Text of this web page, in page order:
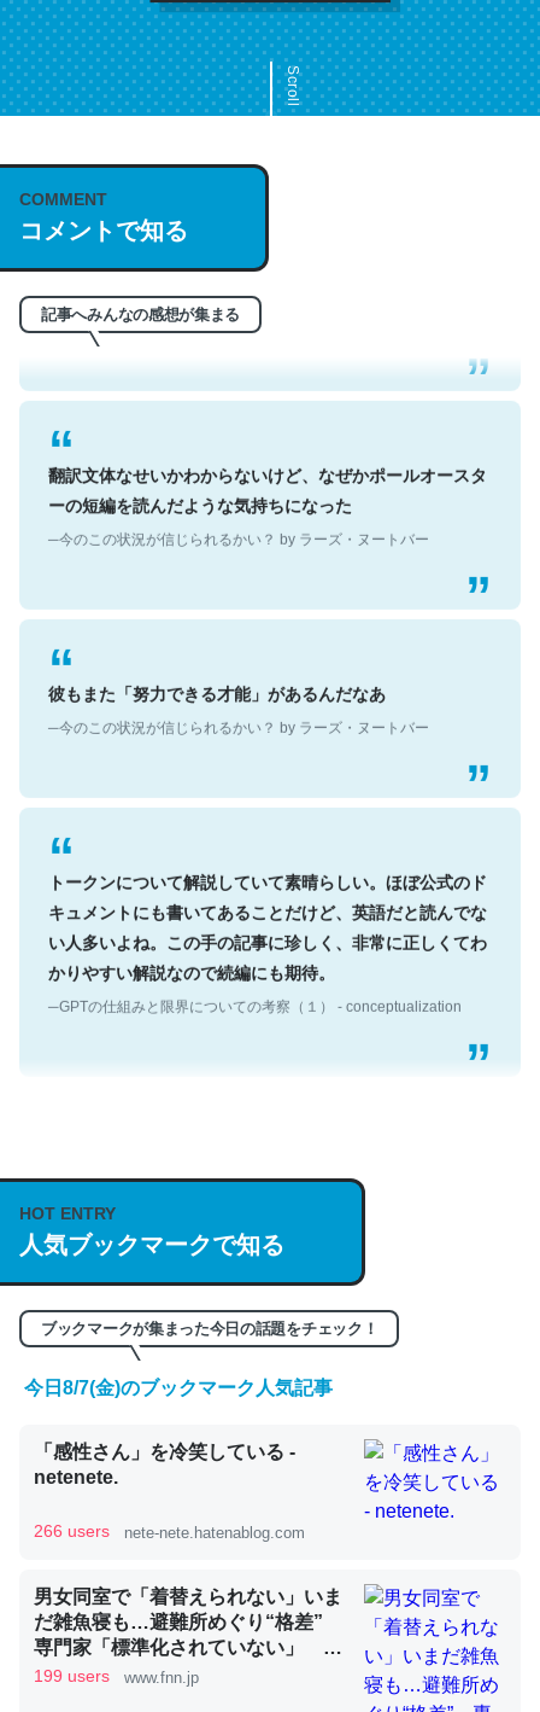
Scroll
COMMENT
コメントで知る
記事へみんなの感想が集まる
これは名文。彼はとてもクレバーなんだろうなと凄く思
う。英語少しでも読める人は原文もお勧め。自分はこの流
れ好き。Let’s Fucking Go. Then Covid hit. Shit.
─今のこの状況が信じられるかい？ by ラーズ・ヌートバー
翻訳文体なせいかわからないけど、なぜかポールオースタ
ーの短編を読んだような気持ちになった
彼もまた「努力できる才能」があるんだなあ
トークンについて解説していて素晴らしい。ほぼ公式のド
キュメントにも書いてあることだけど、英語だと読んでな
い人多いよね。この手の記事に珍しく、非常に正しくてわ
かりやすい解説なので続編にも期待。
説してる記事が少ないので貴重な良記事。/続編来た
https://isobe324649.hatenablog.com/entry/2023/03/27
/064121
─GPTの仕組みと限界についての考察（１） - conceptualization
くらい。小説でいう「ずっと前の伏線」は回収されないけ
ど、短期記憶というには多い分量。進化すればするほど分
昆虫ってカルシウム少ないのか。知らんかった。調べたら
HOT ENTRY
人気ブックマークで知る
ブックマークが集まった今日の話題をチェック！
今日8/7(金)のブックマーク人気記事
「感性さん」を冷笑している -
netenete.
266 users nete-nete.hatenablog.com
男女同室で「着替えられない」いま
だ雑魚寝も…避難所めぐり“格差”
専門家「標準化されていない」 令
和8年熊本地震｜FNNプライムオン
199 users www.fnn.jp